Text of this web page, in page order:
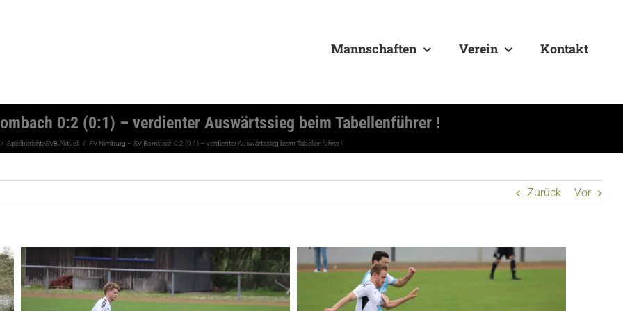
Mannschaften Verein Kontakt
0:2 (0:1) – verdienter Auswärtssieg beim Tabellenführer !
SpielberichteSVB Aktuell FV Nimburg – SV Bombach 0:2 (0:1) – verdienter Auswärtssieg beim Tabellenführer !
Zurück Vor